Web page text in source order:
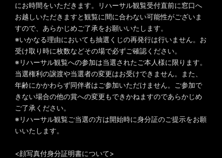
にお時間をいただきます。リハーサル観覧受付直前に窓口へ
お越しいただきますと観覧に間に合わない可能性がございま
すので、あらかじめご了承をお願いいたします。
※いかなる理由においても抽選くじの再発行は行いません。お
受け取り時に枚数などその場で必ずご確認ください。
※リハーサル観覧への参加は当選されたご本人様に限ります。
当選権利の譲渡や当選者の変更はお受けできません。また、
年齢にかかわらず同伴者はご参加いただけません。ご参加で
きない場合の他の賞への変更もできかねますのであらかじめ
ご了承ください。
※リハーサル観覧ご当選の方は開始時に身分証のご提示をお願
いいたします。
<顔写真付身分証明書について>